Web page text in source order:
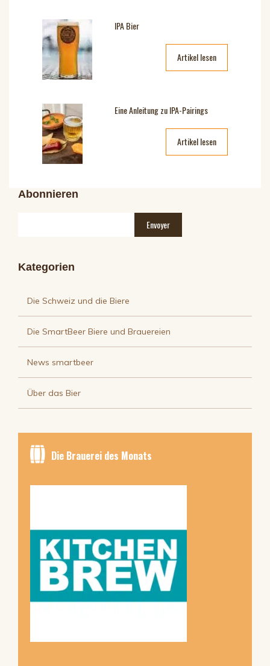
IPA Bier
Artikel lesen
Eine Anleitung zu IPA-Pairings
Artikel lesen
Abonnieren
Kategorien
Die Schweiz und die Biere
Die SmartBeer Biere und Brauereien
News smartbeer
Über das Bier
Die Brauerei des Monats